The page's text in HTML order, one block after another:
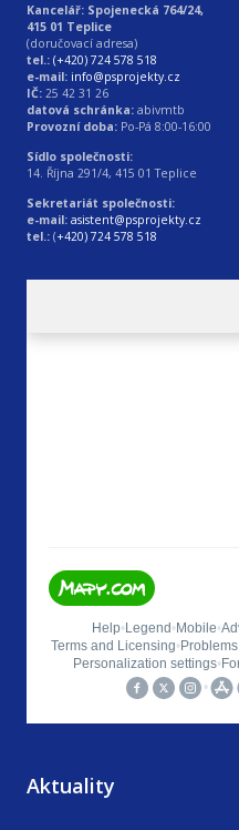
Kancelář: Spojenecká 764/24,
415 01 Teplice
(doručovací adresa)
tel.: (+420) 724 578 518
e-mail: info@psprojekty.cz
IČ: 25 42 31 26
datová schránka: abivmtb
Provozní doba: Po-Pá 8:00-16:00
Sídlo společnosti:
14. Října 291/4, 415 01 Teplice
Sekretariát společnosti:
e-mail: asistent@psprojekty.cz
tel.: (+420) 724 578 518
Aktuality